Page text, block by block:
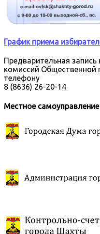
График приема
Предварительная
комиссий Общественной
телефону
8 (8636) 26-20-14
Местное самоуправление